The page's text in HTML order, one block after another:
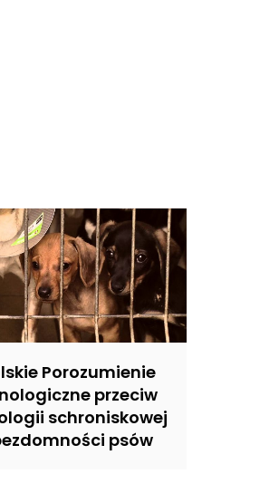
Porozumienie
przeciw
schroniskowej
psów